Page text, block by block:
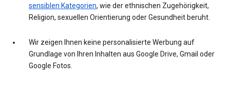
sensiblen Kategorien, wie der ethnischen Zugehörigkeit,
Religion, sexuellen Orientierung oder Gesundheit beruht.
Wir zeigen Ihnen keine personalisierte Werbung auf
Grundlage von Ihren Inhalten aus Google Drive, Gmail oder
Google Fotos.